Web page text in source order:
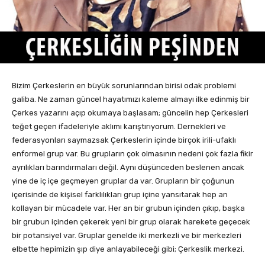
Bizim Çerkeslerin en büyük sorunlarından birisi odak problemi
galiba. Ne zaman güncel hayatımızı kaleme almayı ilke edinmiş bir
Çerkes yazarını açıp okumaya başlasam; güncelin hep Çerkesleri
teğet geçen ifadeleriyle aklımı karıştırıyorum. Dernekleri ve
federasyonları saymazsak Çerkeslerin içinde birçok irili-ufaklı
enformel grup var. Bu grupların çok olmasının nedeni çok fazla fikir
ayrılıkları barındırmaları değil. Aynı düşünceden beslenen ancak
yine de iç içe geçmeyen gruplar da var. Grupların bir çoğunun
içerisinde de kişisel farklılıkları grup içine yansıtarak hep an
kollayan bir mücadele var. Her an bir grubun içinden çıkıp, başka
bir grubun içinden çekerek yeni bir grup olarak harekete geçecek
bir potansiyel var. Gruplar genelde iki merkezli ve bir merkezleri
elbette hepimizin şıp diye anlayabileceği gibi; Çerkeslik merkezi.